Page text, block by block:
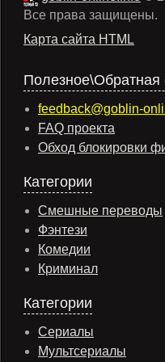
Все права защищены.
Карта сайта HTML
Полезное\Обратная
feedback@goblin-
FAQ проекта
Обход блокировки
Категории
Смешные переводы
Фэнтези
Комедии
Криминал
Категории
Сериалы
Мультсериалы